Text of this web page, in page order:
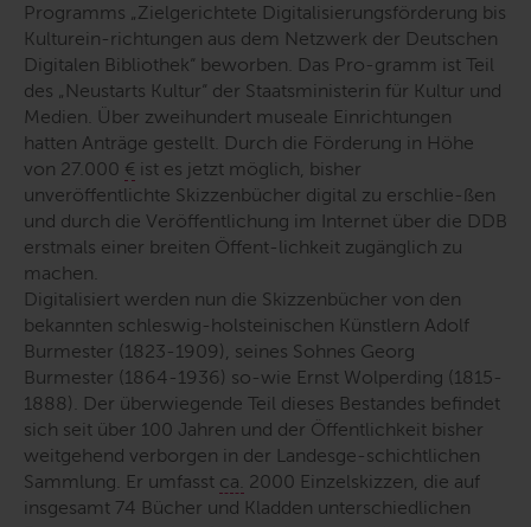
Programms „Zielgerichtete Digitalisierungsförderung bis
Kulturein-richtungen aus dem Netzwerk der Deutschen
Digitalen Bibliothek“ beworben. Das Pro-gramm ist Teil
des „Neustarts Kultur“ der Staatsministerin für Kultur und
Medien. Über zweihundert museale Einrichtungen
hatten Anträge gestellt. Durch die Förderung in Höhe
von 27.000 € ist es jetzt möglich, bisher
unveröffentlichte Skizzenbücher digital zu erschlie-ßen
und durch die Veröffentlichung im Internet über die DDB
erstmals einer breiten Öffent-lichkeit zugänglich zu
machen.
Digitalisiert werden nun die Skizzenbücher von den
bekannten schleswig-holsteinischen Künstlern Adolf
Burmester (1823-1909), seines Sohnes Georg
Burmester (1864-1936) so-wie Ernst Wolperding (1815-
1888). Der überwiegende Teil dieses Bestandes befindet
sich seit über 100 Jahren und der Öffentlichkeit bisher
weitgehend verborgen in der Landesge-schichtlichen
Sammlung. Er umfasst ca. 2000 Einzelskizzen, die auf
insgesamt 74 Bücher und Kladden unterschiedlichen